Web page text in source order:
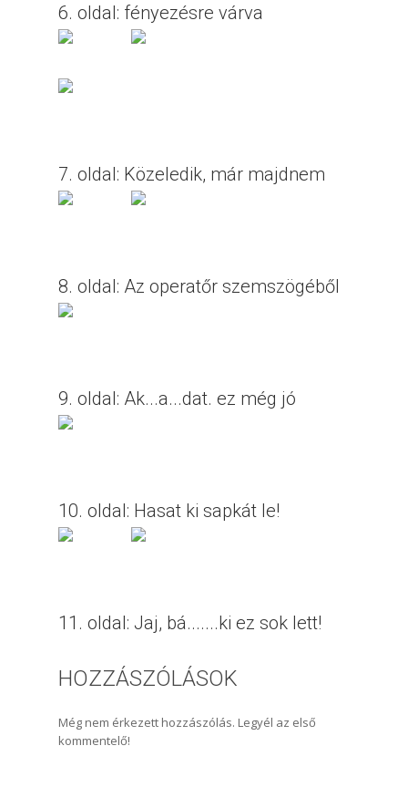
6. oldal: fényezésre várva
7. oldal: Közeledik, már majdnem
8. oldal: Az operatőr szemszögéből
9. oldal: Ak...a...dat. ez még jó
10. oldal: Hasat ki sapkát le!
11. oldal: Jaj, bá.......ki ez sok lett!
HOZZÁSZÓLÁSOK
Még nem érkezett hozzászólás. Legyél az első
kommentelő!